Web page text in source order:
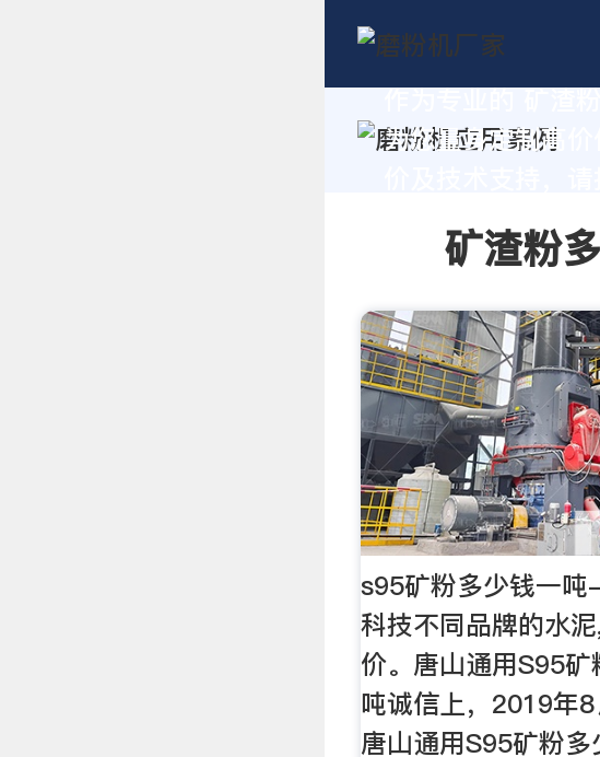
为您量身定制高价
矿渣粉
s95矿粉多少钱一
科技不同品牌的水
价。唐山通用S95
吨诚信上，2019年
唐山通用S95矿粉